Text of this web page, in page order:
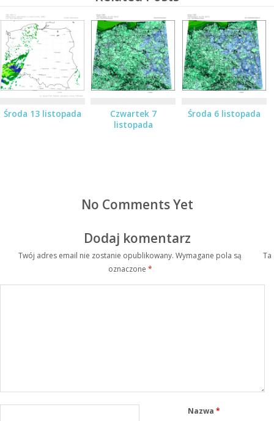
Środa 13 listopada
Czwartek 7
listopada
Środa 6 listopada
No Comments Yet
Dodaj komentarz
Twój adres email nie zostanie opublikowany. Wymagane pola są
oznaczone *
Nazwa*
Ta